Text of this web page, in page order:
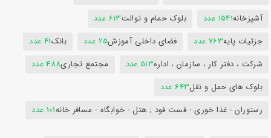
آشپزخانه1541 عدد بلوک حمام و توالت613 عدد
جزئیات پایه763 عدد فضای داخلی آموزش25 عدد بانک41 عدد
شرکت ، دفتر کار ، سازمان ، اداره513 عدد مجتمع تجاری488 عدد
بلوک های حمل و نقل643 عدد
رستوران - غذا خوری - فست فود ; هتل - خوابگاه - مسافر خانه101 عدد